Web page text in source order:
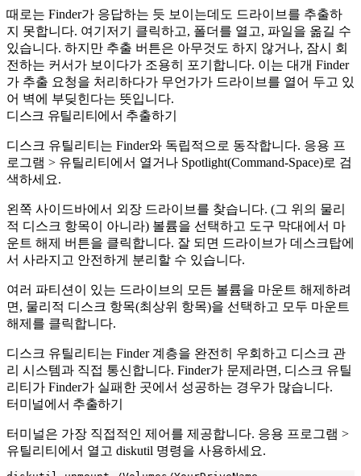
때로는 Finder가 응답하는 듯 보이는데도 드라이브를 추출하
지 못합니다. 여기저기 클릭하고, 폴더를 열고, 파일을 옮길 수
있습니다. 하지만 추출 버튼은 아무것도 하지 않거나, 잠시 회
전하는 커서가 보이다가 조용히 포기합니다. 이는 대개 Finder
가 추출 요청을 처리하다가 무언가가 드라이브를 열어 두고 있
어 벽에 부딪힌다는 뜻입니다.
디스크 유틸리티에서 추출하기
디스크 유틸리티는 Finder와 독립적으로 동작합니다. 응용 프
로그램 > 유틸리티에서 열거나 Spotlight(Command-Space)로 검
색하세요.
왼쪽 사이드바에서 외장 드라이브를 찾습니다. (그 위의 물리
적 디스크 항목이 아니라) 볼륨을 선택하고 도구 막대에서 마
운트 해제 버튼을 클릭합니다. 잘 되면 드라이브가 데스크탑에
서 사라지고 안전하게 분리할 수 있습니다.
여러 파티션이 있는 드라이브의 모든 볼륨을 마운트 해제하려
면, 물리적 디스크 항목(최상위 항목)을 선택하고 모두 마운트
해제를 클릭합니다.
디스크 유틸리티는 Finder 계층을 완전히 우회하고 디스크 관
리 시스템과 직접 통신합니다. Finder가 문제라면, 디스크 유틸
리티가 Finder가 실패한 곳에서 성공하는 경우가 많습니다.
터미널에서 추출하기
터미널은 가장 직접적인 제어를 제공합니다. 응용 프로그램 >
유틸리티에서 열고 diskutil 명령을 사용하세요.